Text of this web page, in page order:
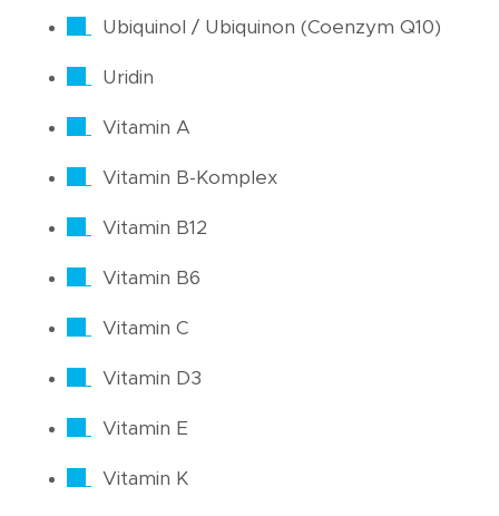
Ubiquinol / Ubiquinon (Coenzym Q10)
Uridin
Vitamin A
Vitamin B-Komplex
Vitamin B12
Vitamin B6
Vitamin C
Vitamin D3
Vitamin E
Vitamin K